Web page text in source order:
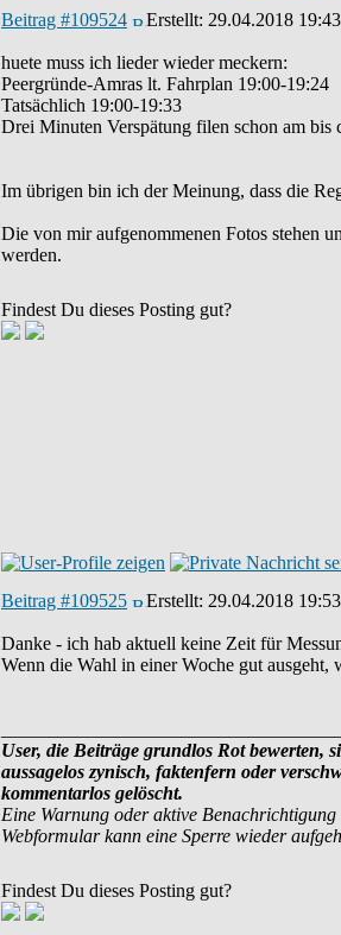
Beitrag #109524 Erstellt: 29.04.2018 19:43
huete muss ich lieder wieder meckern:
Peergründe-Amras lt. Fahrplan 19:00-19:24
Tatsächlich 19:00-19:33
Drei Minuten Verspätung filen schon am bis
Im übrigen bin ich der Meinung, dass die
Die von mir aufgenommenen Fotos stehen
werden.
Findest Du dieses Posting gut?
Beitrag #109525 Erstellt: 29.04.2018 19:53
Danke - ich hab aktuell keine Zeit für
Wenn die Wahl in einer Woche gut ausgeht,
User, die Beiträge grundlos Rot bewerten,
aussagelos zynisch, faktenfern oder
kommentarlos gelöscht.
Eine Warnung oder aktive
Webformular kann eine Sperre wieder
Findest Du dieses Posting gut?